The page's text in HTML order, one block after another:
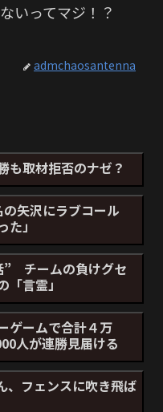
いってマジ！？
admchaosantenna
取材拒否のナゼ？
矢沢にラブコール
」
” チームの負けグセ
言霊」
ゲームで合計４万
人が連勝見届ける
、フェンスに吹き飛ば